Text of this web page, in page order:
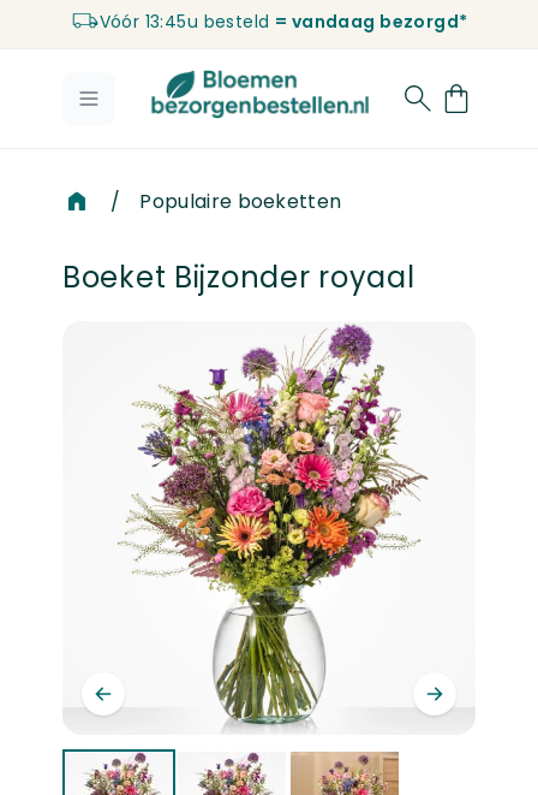
Vóór 13:45u besteld = vandaag bezorgd*
/ Populaire boeketten
Boeket Bijzonder royaal